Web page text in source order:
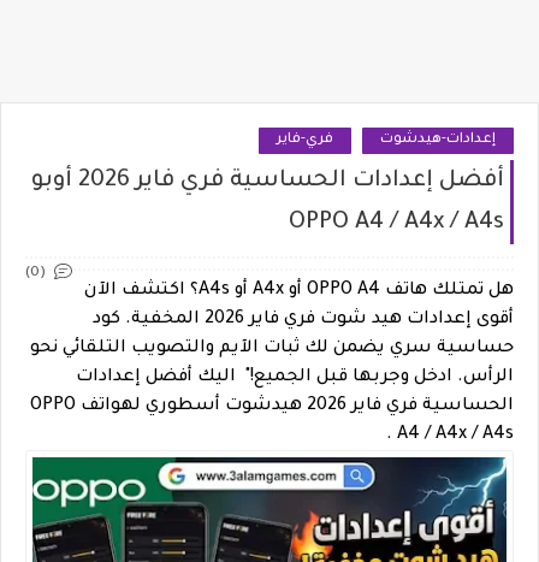
إعدادات-هيدشوت فري-فاير
أفضل إعدادات الحساسية فري فاير 2026 أوبو
OPPO A4 / A4x / A4s
(0)
هل تمتلك هاتف OPPO A4 أو A4x أو A4s؟ اكتشف الآن
أقوى إعدادات هيد شوت فري فاير 2026 المخفية. كود
حساسية سري يضمن لك ثبات الآيم والتصويب التلقائي نحو
الرأس. ادخل وجربها قبل الجميع!" اليك أفضل إعدادات
الحساسية فري فاير 2026 هيدشوت أسطوري لهواتف OPPO
A4 / A4x / A4s .